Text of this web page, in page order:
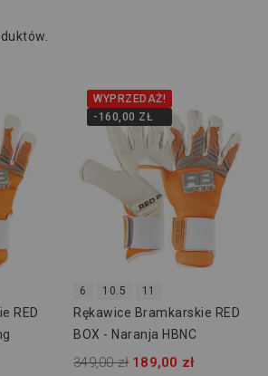
RED
WYPRZEDAŻ!
-160,00 ZŁ
6 10.5 11
Rękawice Bramkarskie RED
BOX - Naranja HBNC
349,00 zł 189,00 zł